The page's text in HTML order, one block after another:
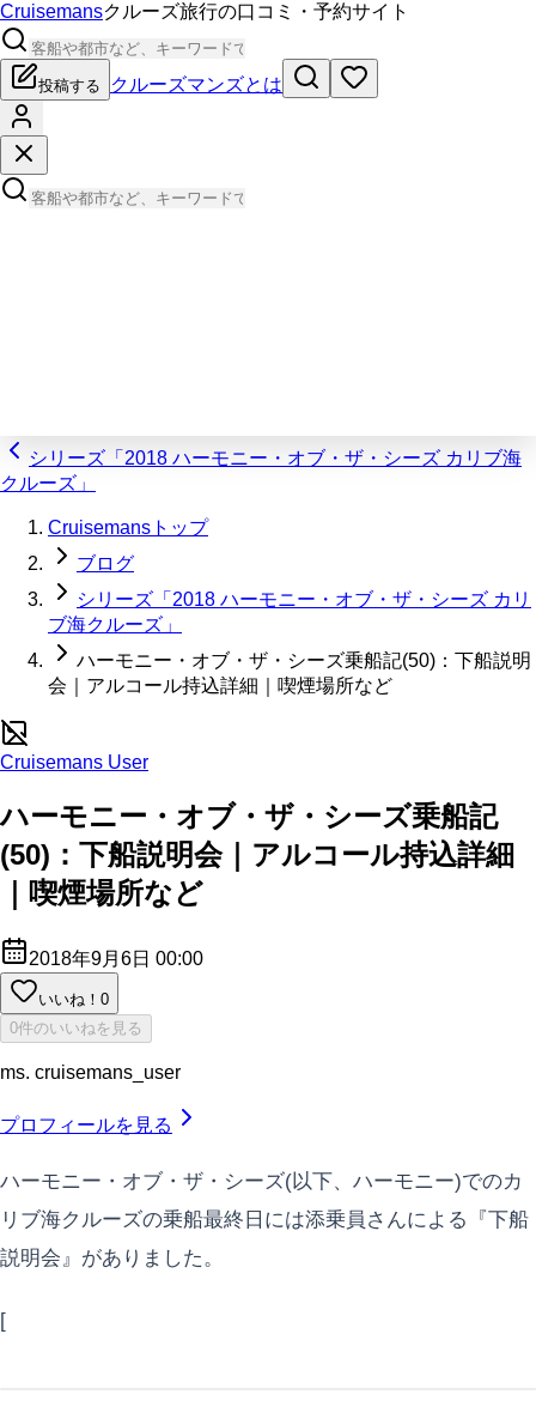
Cruisemansクルーズ旅行の口コミ・予約サイト
投稿する クルーズマンズとは
シリーズ「2018 ハーモニー・オブ・ザ・シーズ カリブ海
クルーズ」
Cruisemansトップ
ブログ
シリーズ「2018 ハーモニー・オブ・ザ・シーズ カリ
ブ海クルーズ」
ハーモニー・オブ・ザ・シーズ乗船記(50)：下船説明
会｜アルコール持込詳細｜喫煙場所など
Cruisemans User
ハーモニー・オブ・ザ・シーズ乗船記
(50)：下船説明会｜アルコール持込詳細
｜喫煙場所など
2018年9月6日 00:00
いいね！ 0
0件のいいねを見る
ms. cruisemans_user
プロフィールを見る
ハーモニー・オブ・ザ・シーズ(以下、ハーモニー)でのカ
リブ海クルーズの乗船最終日には添乗員さんによる『下船
説明会』がありました。
[